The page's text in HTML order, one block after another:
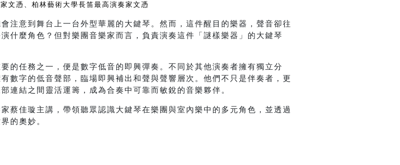
文憑、柏林藝術大學長笛最高演奏家文憑
注意到舞台上一台外型華麗的大鍵琴。然而，這件醒目的樂器，聲音卻往
什麼角色？但對樂團音樂家而言，負責演奏這件「謎樣樂器」的大鍵琴
的任務之一，便是數字低音的即興彈奏。不同於其他演奏者擁有獨立分
數字的低音聲部，臨場即興補出和聲與聲響層次。他們不只是伴奏者，更
連結之間靈活運籌，成為合奏中可靠而敏銳的音樂夥伴。
蔡佳璇主講，帶領聽眾認識大鍵琴在樂團與室內樂中的多元角色，並透過
的奧妙。